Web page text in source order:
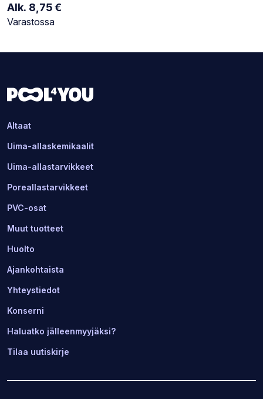
Alk. 8,75€
Varastotilanne:
Varastossa
Altaat
Uima-allaskemikaalit
Uima-allastarvikkeet
Poreallastarvikkeet
PVC-osat
Muut tuotteet
Huolto
Ajankohtaista
Yhteystiedot
Konserni
Haluatko jälleenmyyjäksi?
Tilaa uutiskirje